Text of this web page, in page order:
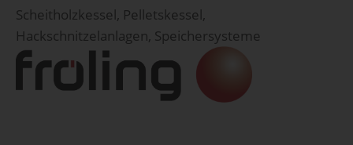
Scheitholzkessel, Pelletskessel,
Hackschnitzelanlagen, Speichersysteme